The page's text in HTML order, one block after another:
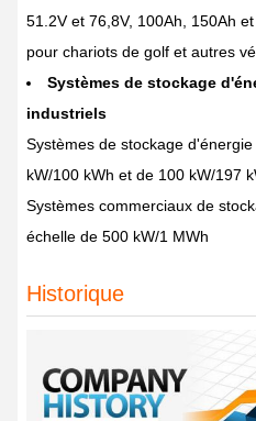
51.2V et 76,8V, 100Ah, 150Ah
pour chariots de golf et autres
Systèmes de stockage
industriels
Systèmes de stockage
kW/100 kWh et de 100 kW/197
Systèmes commerciaux de
échelle de 500 kW/1 MWh
Historique